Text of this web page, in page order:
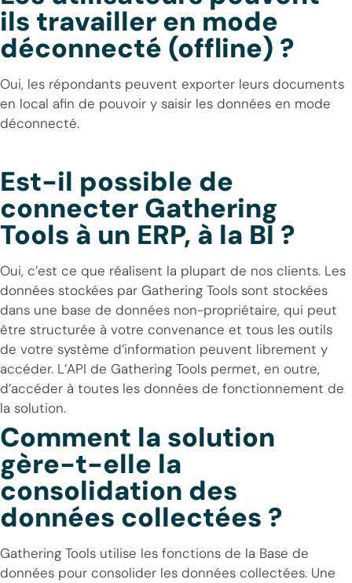
ils travailler en mode
déconnecté (offline) ?
Oui, les répondants peuvent exporter leurs documents
en local afin de pouvoir y saisir les données en mode
déconnecté.
Est-il possible de
connecter Gathering
Tools à un ERP, à la BI ?
Oui, c’est ce que réalisent la plupart de nos clients. Les
données stockées par Gathering Tools sont stockées
dans une base de données non-propriétaire, qui peut
être structurée à votre convenance et tous les outils
de votre système d’information peuvent librement y
accéder. L’API de Gathering Tools permet, en outre,
d’accéder à toutes les données de fonctionnement de
la solution.
Comment la solution
gère-t-elle la
consolidation des
données collectées ?
Gathering Tools utilise les fonctions de la Base de
données pour consolider les données collectées. Une